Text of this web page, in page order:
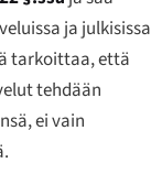
ja julkisissa
tarkoittaa, että
tehdään
ei vain